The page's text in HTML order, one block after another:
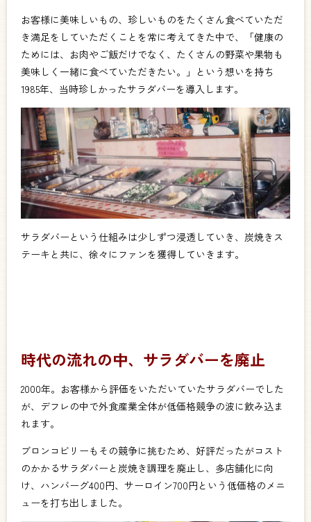
お客様に美味しいもの、珍しいものをたくさん食べていただ
き満足をしていただくことを常に考えてきた中で、「健康の
ためには、お肉やご飯だけでなく、たくさんの野菜や果物も
美味しく一緒に食べていただきたい。」という想いを持ち
1985年、当時珍しかったサラダバーを導入します。
サラダバーという仕組みは少しずつ浸透していき、炭焼きス
テーキと共に、徐々にファンを獲得していきます。
時代の流れの中、サラダバーを廃止
2000年。お客様から評価をいただいていたサラダバーでした
が、デフレの中で外食産業全体が低価格競争の波に飲み込ま
れます。
ブロンコビリーもその競争に挑むため、好評だったがコスト
のかかるサラダバーと炭焼き調理を廃止し、多店舗化に向
け、ハンバーグ400円、サーロイン700円という低価格のメニ
ューを打ち出しました。